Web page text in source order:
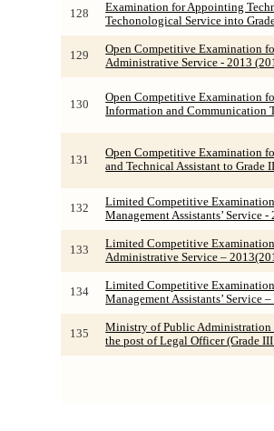
128
Examination for Appointing
Techonological Service into
129
Open Competitive Examination
Administrative Service - 2013
130
Open Competitive Examination
Information and Communication
131
Open Competitive Examination
and Technical Assistant to Grade
132
Limited Competitive
Management Assistants’ Service
133
Limited Competitive
Administrative Service –
134
Limited Competitive
Management Assistants’ Service
135
Ministry of Public Administration
the post of Legal Officer (Grade